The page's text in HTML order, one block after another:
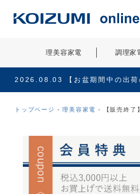
理美容家電 調理家
2026.08.03 【お盆期間中の出
トップページ 理美容家電 【販売終